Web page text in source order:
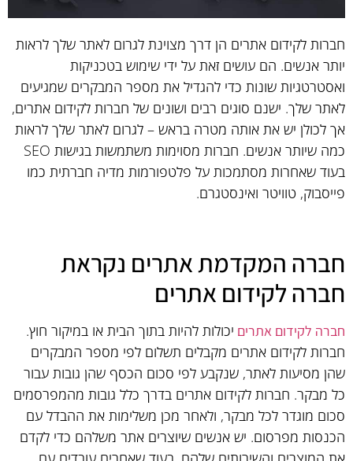
חברות לקידום אתרים הן דרך מצוינת לגרום לאתר שלך לראות
יותר אנשים. הם עושים זאת על ידי שימוש בטכניקות
ואסטרטגיות שונות כדי להגדיל את מספר המבקרים שמגיעים
לאתר שלך. ישנם סוגים רבים ושונים של חברות לקידום אתרים,
אך לכולן יש את אותה מטרה בראש – לגרום לאתר שלך לראות
כמה שיותר אנשים. חברות מסוימות משתמשות בגישות SEO
בעוד שאחרות מסתמכות על פלטפורמות מדיה חברתית כמו
פייסבוק, טוויטר ואינסטגרם.
חברה המקדמת אתרים נקראת
חברה לקידום אתרים
חברה לקידום אתרים יכולות להיות בתוך הבית או במיקור חוץ.
חברות לקידום אתרים מקבלים תשלום לפי מספר המבקרים
שהן מסיעות לאתר, שנקבע לפי סכום הכסף שהן גובות עבור
כל מבקר. חברות לקידום אתרים בדרך כלל גובות מהמפרסמים
סכום מוגדר לכל מבקר, ולאחר מכן משלימות את ההבדל עם
הכנסות מפרסום. יש אנשים שיוצרים אתר משלהם כדי לקדם